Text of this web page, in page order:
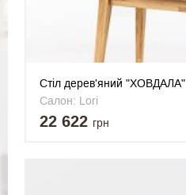
Стіл дерев'яний "ХОВДАЛА"
Салон: Lori
22 622 грн